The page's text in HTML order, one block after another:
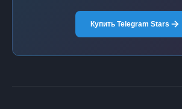
Купить Telegram Stars